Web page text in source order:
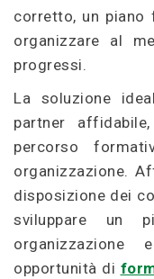
corretto, un piano
organizzare al
progressi.
La soluzione
partner
percorso
organizzazione.
disposizione dei
sviluppare un
opportunità di